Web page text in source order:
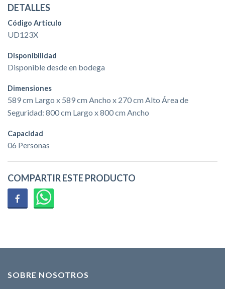
DETALLES
Código Artículo
UD123X
Disponibilidad
Disponible desde en bodega
Dimensiones
589 cm Largo x 589 cm Ancho x 270 cm Alto Área de
Seguridad: 800 cm Largo x 800 cm Ancho
Capacidad
06 Personas
COMPARTIR ESTE PRODUCTO
SOBRE NOSOTROS